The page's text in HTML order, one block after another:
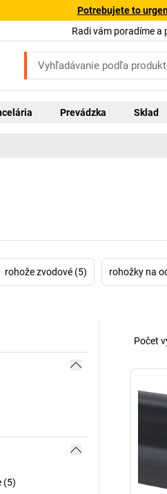
Potrebujete to
Radi vám poradíme a
Prevádzka Sklad
rohože zvodové (5) rohožky na
(5)
Počet